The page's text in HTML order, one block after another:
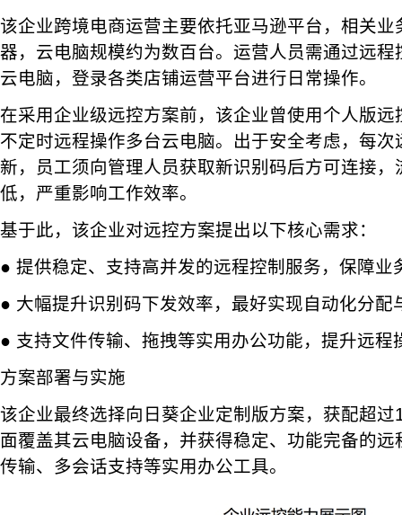
该企业跨境电商运营主要依托亚马逊平台，相关业
器，云电脑规模约为数百台。运营人员需通过远
云电脑，登录各类店铺运营平台进行日常操作。
在采用企业级远控方案前，该企业曾使用个人版
不定时远程操作多台云电脑。出于安全考虑，每
新，员工须向管理人员获取新识别码后方可连接
低，严重影响工作效率。
基于此，该企业对远控方案提出以下核心需求：
● 提供稳定、支持高并发的远程控制服务，保障业
● 大幅提升识别码下发效率，最好实现自动化分配
● 支持文件传输、拖拽等实用办公功能，提升远程
方案部署与实施
该企业最终选择向日葵企业定制版方案，获配超
面覆盖其云电脑设备，并获得稳定、功能完备的
传输、多会话支持等实用办公工具。